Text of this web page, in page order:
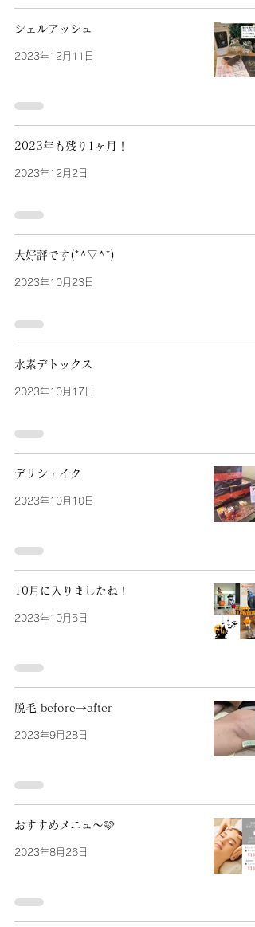
シェルアッシュ
2023年12月11日
2023年も残り1ヶ月！
2023年12月2日
大好評です(*^▽^*)
2023年10月23日
水素デトックス
2023年10月17日
デリシェイク
2023年10月10日
10月に入りましたね！
2023年10月5日
脱毛 before→after
2023年9月28日
おすすめメニュ～🩷
2023年8月26日